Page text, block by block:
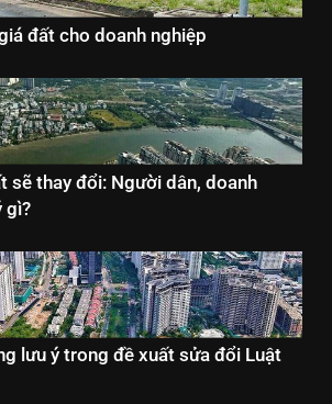
đất cho doanh nghiệp
sẽ thay đổi: Người dân, doanh
gì?
lưu ý trong đề xuất sửa đổi Luật